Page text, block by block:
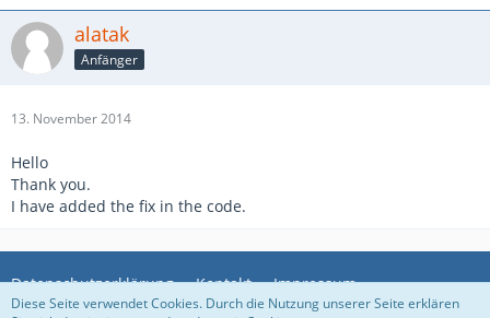
alatak
Anfänger
13. November 2014
Hello
Thank you.
I have added the fix in the code.
Datenschutzerklärung Kontakt Impressum
Diese Seite verwendet Cookies. Durch die Nutzung unserer Seite erklären